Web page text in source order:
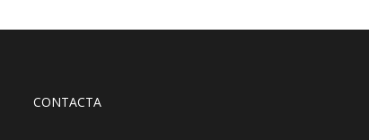
CONTACTA